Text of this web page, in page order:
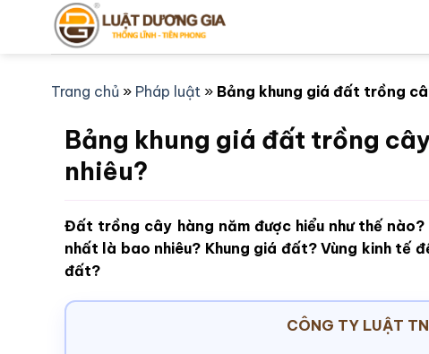
Trang chủ » Pháp luật » Bảng khung giá đất trồng
Bảng khung giá đất trồng
nhiêu?
Đất trồng cây hàng năm được hiểu như thế
nhất là bao nhiêu? Khung giá đất? Vùng kinh tế
đất?
CÔNG TY LUẬT